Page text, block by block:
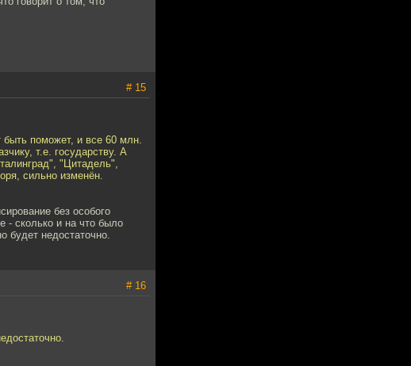
# 15
поможет, и все 60 млн.
т.е. государству. А
"Цитадель",
сильно изменён.
без особого
- сколько и на что было
будет недостаточно.
# 16